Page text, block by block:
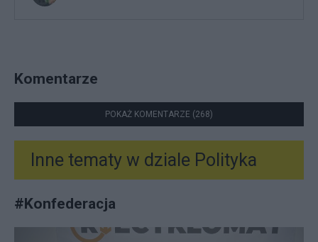
Komentarze
POKAŻ KOMENTARZE (268)
Inne tematy w dziale Polityka
#Konfederacja